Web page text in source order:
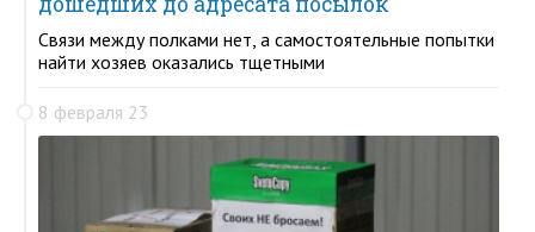
Связи между полками нет, а самостоятельные попытки
найти хозяев оказались тщетными
8 февраля 23